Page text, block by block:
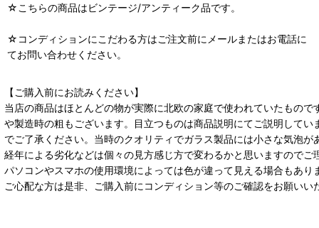
☆こちらの商品はビンテージ/アンティーク品です。
☆コンディションにこだわる方はご注文前にメールまたはお電話に
てお問い合わせください。
【ご購入前にお読みください】
当店の商品はほとんどの物が実際に北欧の家庭で使われていたもの
や製造時の粗もございます。目立つものは商品説明にてご説明して
でご了承ください。当時のクオリティでガラス製品には小さな気泡が
経年による劣化などは個々の見方感じ方で変わるかと思いますのでご
パソコンやスマホの使用環境によっては色が違って見える場合もあ
ご心配な方は是非、ご購入前にコンディション等のご確認をお願い